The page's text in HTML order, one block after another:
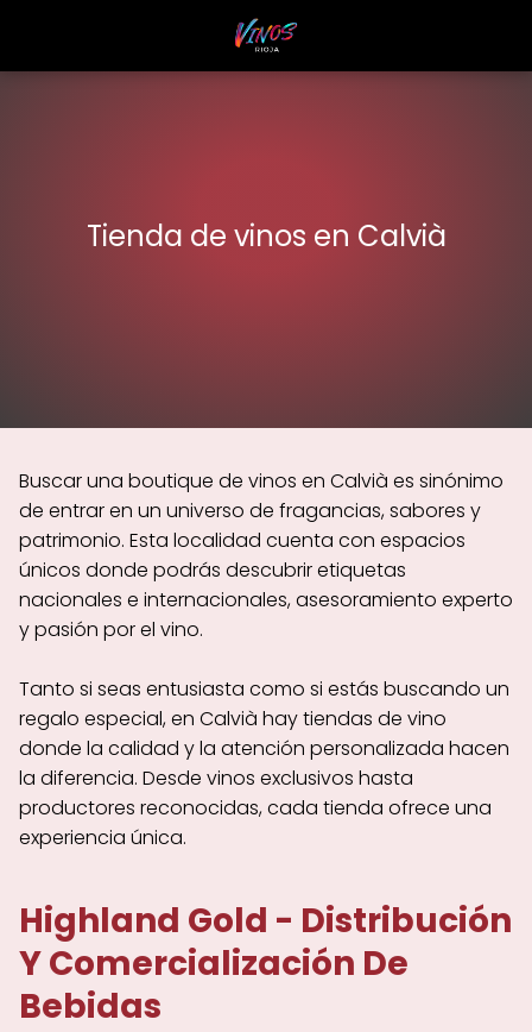
Tienda de vinos en Calvià
Buscar una boutique de vinos en Calvià es sinónimo
de entrar en un universo de fragancias, sabores y
patrimonio. Esta localidad cuenta con espacios
únicos donde podrás descubrir etiquetas
nacionales e internacionales, asesoramiento experto
y pasión por el vino.
Tanto si seas entusiasta como si estás buscando un
regalo especial, en Calvià hay tiendas de vino
donde la calidad y la atención personalizada hacen
la diferencia. Desde vinos exclusivos hasta
productores reconocidas, cada tienda ofrece una
experiencia única.
Highland Gold - Distribución
Y Comercialización De
Bebidas